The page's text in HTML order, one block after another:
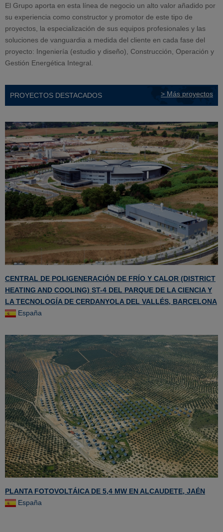
El Grupo aporta en esta línea de negocio un alto valor añadido por
su experiencia como constructor y promotor de este tipo de
proyectos, la especialización de sus equipos profesionales y las
soluciones de vanguardia a medida del cliente en cada fase del
proyecto: Ingeniería (estudio y diseño), Construcción, Operación y
Gestión Energética Integral.
PROYECTOS DESTACADOS > Más proyectos
CENTRAL DE POLIGENERACIÓN DE FRÍO Y CALOR (DISTRICT
HEATING AND COOLING) ST-4 DEL PARQUE DE LA CIENCIA Y
LA TECNOLOGÍA DE CERDANYOLA DEL VALLÉS, BARCELONA
España
PLANTA FOTOVOLTÁICA DE 5,4 MW EN ALCAUDETE, JAÉN
España